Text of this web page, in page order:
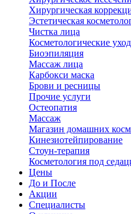
Хирургическая
Эстетическая
Чистка лица
Косметологические
Биоэпиляция
Массаж лица
Карбокси маска
Брови и ресницы
Прочие услуги
Остеопатия
Массаж
Магазин домашних
Кинезиотейпирование
Стоун-терапия
Косметология под
Цены
До и После
Акции
Специалисты